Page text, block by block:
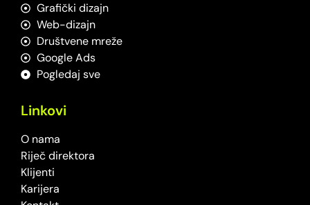
Grafički dizajn
Web-dizajn
Društvene mreže
Google Ads
Pogledaj sve
Linkovi
O nama
Riječ direktora
Klijenti
Karijera